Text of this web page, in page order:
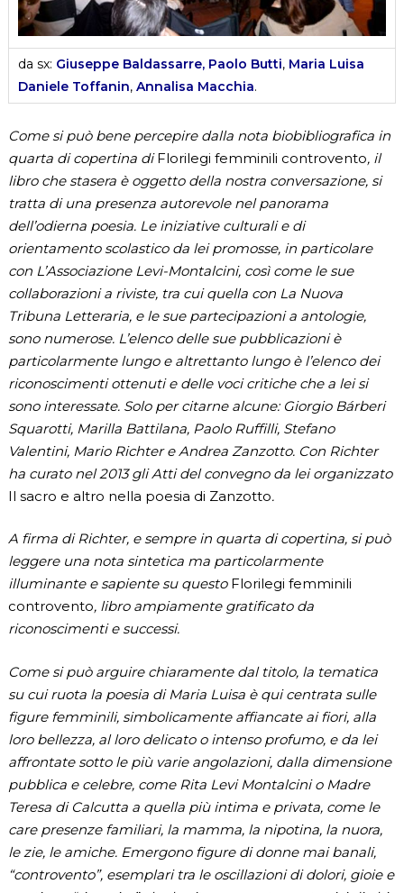
da sx: Giuseppe Baldassarre, Paolo Butti, Maria Luisa
Daniele Toffanin, Annalisa Macchia.
Come si può bene percepire dalla nota biobibliografica in
quarta di copertina diFlorilegi femminili controvento, il
libro che stasera è oggetto della nostra conversazione, si
tratta di una presenza autorevole nel panorama
dell’odierna poesia. Le iniziative culturali e di
orientamento scolastico da lei promosse, in particolare
con L’Associazione Levi-Montalcini, così come le sue
collaborazioni a riviste, tra cui quella con La Nuova
Tribuna Letteraria, e le sue partecipazioni a antologie,
sono numerose. L’elenco delle sue pubblicazioni è
particolarmente lungo e altrettanto lungo è l’elenco dei
riconoscimenti ottenuti e delle voci critiche che a lei si
sono interessate. Solo per citarne alcune: Giorgio Bárberi
Squarotti, Marilla Battilana, Paolo Ruffilli, Stefano
Valentini, Mario Richter e Andrea Zanzotto. Con Richter
ha curato nel 2013 gli Atti del convegno da lei organizzato
Il sacro e altro nella poesia di Zanzotto.
A firma di Richter, e sempre in quarta di copertina, si può
leggere una nota sintetica ma particolarmente
illuminante e sapiente su questo Florilegi femminili
controvento, libro ampiamente gratificato da
riconoscimenti e successi.
Come si può arguire chiaramente dal titolo, la tematica
su cui ruota la poesia di Maria Luisa è qui centrata sulle
figure femminili, simbolicamente affiancate ai fiori, alla
loro bellezza, al loro delicato o intenso profumo, e da lei
affrontate sotto le più varie angolazioni, dalla dimensione
pubblica e celebre, come Rita Levi Montalcini o Madre
Teresa di Calcutta a quella più intima e privata, come le
care presenze familiari, la mamma, la nipotina, la nuora,
le zie, le amiche. Emergono figure di donne mai banali,
“controvento”, esemplari tra le oscillazioni di dolori, gioie e